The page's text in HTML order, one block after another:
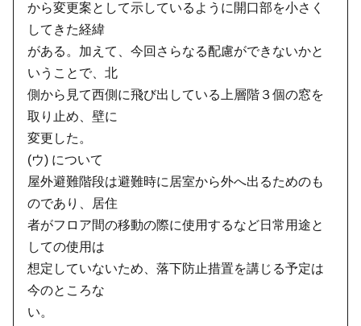
から変更案として示しているように開口部を小さく
してきた経緯
がある。加えて、今回さらなる配慮ができないかと
いうことで、北
側から見て西側に飛び出している上層階３個の窓を
取り止め、壁に
変更した。
(ウ) について
屋外避難階段は避難時に居室から外へ出るためのも
のであり、居住
者がフロア間の移動の際に使用するなど日常用途と
しての使用は
想定していないため、落下防止措置を講じる予定は
今のところな
い。